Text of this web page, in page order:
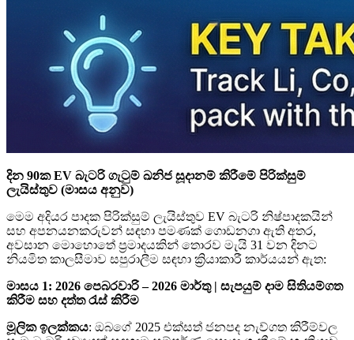
දින 90ක EV බැටරි ගැටුම් ඛනිජ සූදානම් කිරීමේ පිරික්සුම්
ලැයිස්තුව (මාසය අනුව)
මෙම අදියර පාදක පිරික්සුම් ලැයිස්තුව EV බැටරි නිෂ්පාදකයින්
සහ අපනයනකරුවන් සඳහා පමණක් ගොඩනගා ඇති අතර,
අවසාන මොහොතේ ප්‍රමාදයකින් තොරව මැයි 31 වන දිනට
නියමිත කාලසීමාව සපුරාලීම සඳහා ක්‍රියාකාරී කාර්යයන් ඇත:
මාසය 1: 2026 පෙබරවාරි – 2026 මාර්තු | සැපයුම් දාම සිතියම්ගත
කිරීම සහ දත්ත රැස් කිරීම
මූලික ඉලක්කය: ඔබගේ 2025 එක්සත් ජනපද නැව්ගත කිරීම්වල